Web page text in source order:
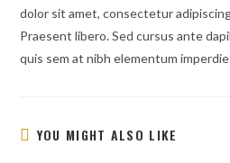
dolor sit amet, consectetur
Praesent libero. Sed cursus ante
quis sem at nibh elementum
YOU MIGHT ALSO LIKE